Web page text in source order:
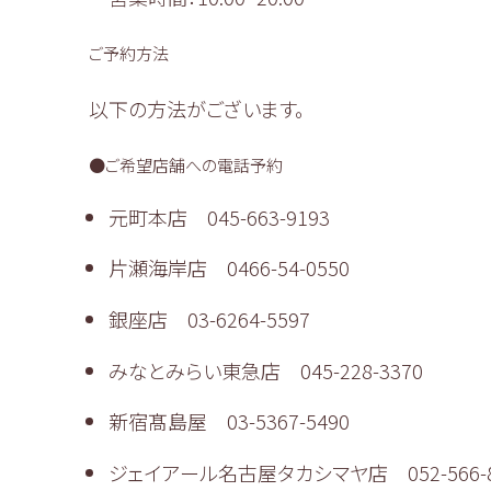
ご予約方法
以下の方法がございます。
●ご希望店舗への電話予約
元町本店 045-663-9193
片瀬海岸店 0466-54-0550
銀座店 03-6264-5597
みなとみらい東急店 045-228-3370
新宿髙島屋 03-5367-5490
ジェイアール名古屋タカシマヤ店 052-